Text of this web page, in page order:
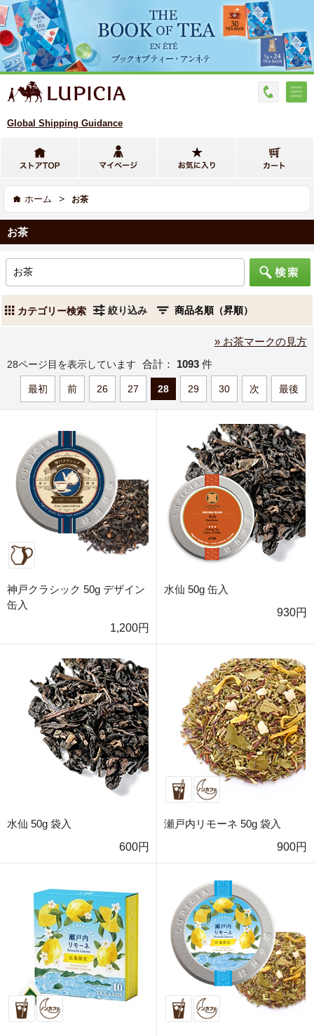
Global Shipping Guidance
ホーム > お茶
お茶
カテゴリー検索 絞り込み
» お茶マークの見方
28ページ目を表示しています 合計： 1093 件
最初 前 26 27 28 29 30 次 最後
神戸クラシック 50g デザイン
缶入
1,200円
水仙 50g 缶入
930円
水仙 50g 袋入
600円
瀬戸内リモーネ 50g 袋入
900円